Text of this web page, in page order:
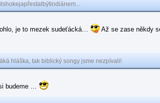
je to mezek sudeťácká…
Až se zase někdy
hláška, tak biblický songy jsme nezpívali!
budeme …